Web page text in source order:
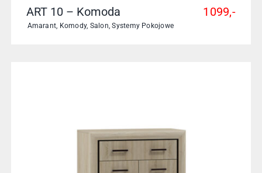
ART 10 – Komoda
Amarant Komody, Salon ,Systemy Pokojowe
1099,-